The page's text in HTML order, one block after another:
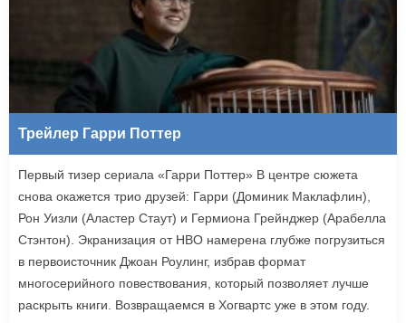
Трейлер Гарри Поттер
Первый тизер сериала «Гарри Поттер» В центре сюжета
снова окажется трио друзей: Гарри (Доминик Маклафлин),
Рон Уизли (Аластер Стаут) и Гермиона Грейнджер (Арабелла
Стэнтон). Экранизация от HBO намерена глубже погрузиться
в первоисточник Джоан Роулинг, избрав формат
многосерийного повествования, который позволяет лучше
раскрыть книги. Возвращаемся в Хогвартс уже в этом году.